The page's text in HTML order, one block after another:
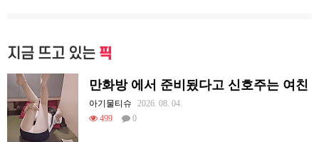
지금 뜨고 있는 픽
만화방 에서 준비됬다고 신호주는 여친
아기물티슈
2026. 08. 04.
499
0